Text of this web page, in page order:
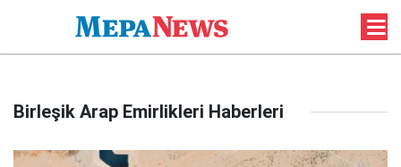
Birleşik Arap Emirlikleri Haberleri